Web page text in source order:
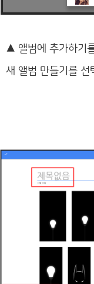
▲ 앨범에 추가하기
새 앨범 만들기를 선